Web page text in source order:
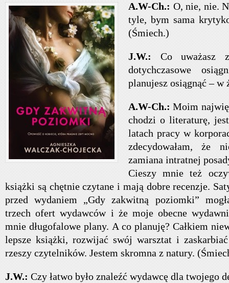
A.W-Ch.: O, nie, nie.
tyle, bym sama
(Śmiech.)
J.W.: Co uważasz
dotychczasowe
planujesz osiągnąć –
A.W-Ch.:Moim
chodzi o literaturę,
latach pracy w
zdecydowałam, że
zamiana intratnej
Cieszy mnie też
książki są chętnie czytane i mają dobre recenzje.
przed wydaniem „Gdy zakwitną poziomki”
trzech ofert wydawców i że moje obecne
mnie długofalowe plany. A co planuję? Całkiem
lepsze książki, rozwijać swój warsztat i
rzeszy czytelników. Jestem skromna z natury.
J.W.: Czy łatwo było znaleźć wydawcę dla twojego